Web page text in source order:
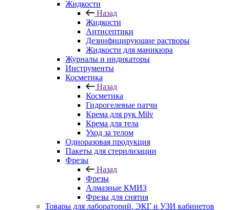
Жидкости
Назад
Жидкости
Антисептики
Дезинфицирующие растворы
Жидкости для маникюра
Журналы и индикаторы
Инструменты
Косметика
Назад
Косметика
Гидрогелевые патчи
Крема для рук Milv
Крема для тела
Уход за телом
Одноразовая продукция
Пакеты для стерилизации
Фрезы
Назад
Фрезы
Алмазные КМИЗ
Фрезы для снятия
Товары для лабораторий, ЭКГ и УЗИ кабинетов